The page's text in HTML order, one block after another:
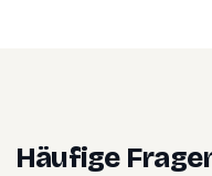
Häufige